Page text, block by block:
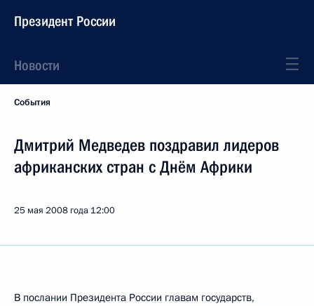
Президент России
Новости
События
Дмитрий Медведев поздравил лидеров
африканских стран с Днём Африки
25 мая 2008 года 12:00
В послании Президента России главам государств,